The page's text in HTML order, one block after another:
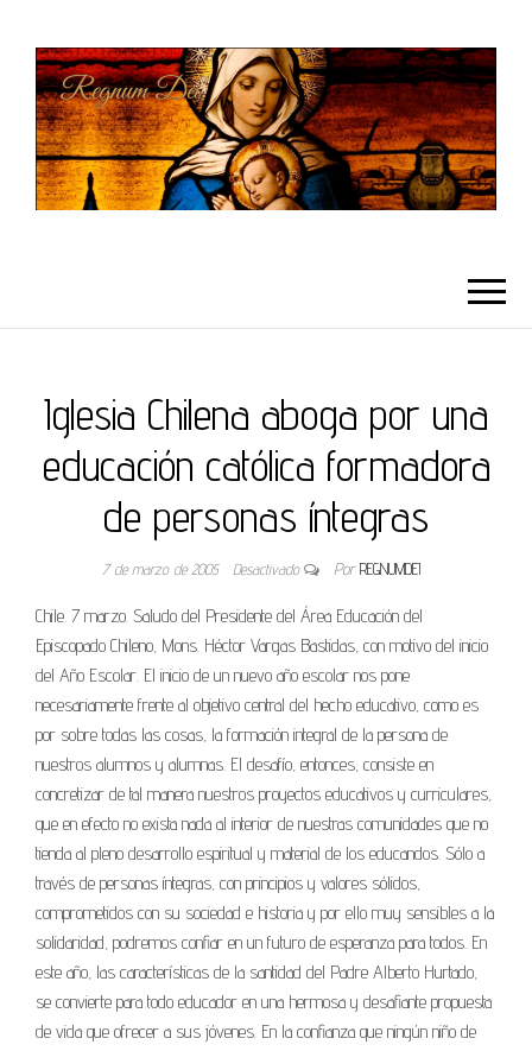
Iglesia Chilena aboga por una
educación católica formadora
de personas íntegras
7 de marzo de 2005 Desactivado Por REGNUMDEI
Chile. 7 marzo. Saludo del Presidente del Área Educación del
Episcopado Chileno, Mons. Héctor Vargas Bastidas, con motivo del inicio
del Año Escolar. El inicio de un nuevo año escolar nos pone
necesariamente frente al objetivo central del hecho educativo, como es
por sobre todas las cosas, la formación integral de la persona de
nuestros alumnos y alumnas. El desafío, entonces, consiste en
concretizar de tal manera nuestros proyectos educativos y curriculares,
que en efecto no exista nada al interior de nuestras comunidades que no
tienda al pleno desarrollo espiritual y material de los educandos. Sólo a
través de personas íntegras, con principios y valores sólidos,
comprometidos con su sociedad e historia y por ello muy sensibles a la
solidaridad, podremos confiar en un futuro de esperanza para todos. En
este año, las características de la santidad del Padre Alberto Hurtado,
se convierte para todo educador en una hermosa y desafiante propuesta
de vida que ofrecer a sus jóvenes. En la confianza que ningún niño de